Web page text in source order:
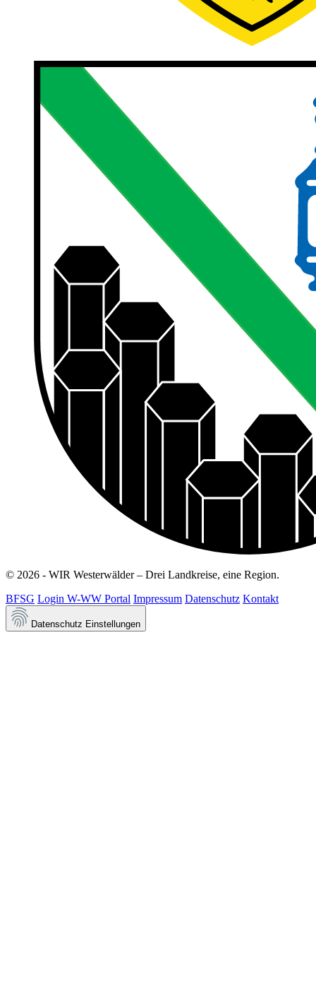
© 2026 - WIR Westerwälder – Drei Landkreise, eine Region.
BFSG Login W-WW Portal Impressum Datenschutz Kontakt
Datenschutz Einstellungen